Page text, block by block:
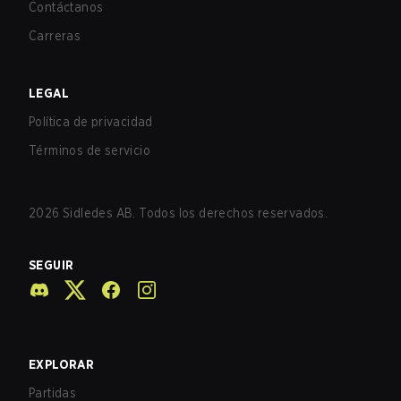
Contáctanos
Carreras
LEGAL
Política de privacidad
Términos de servicio
2026 Sidledes AB. Todos los derechos reservados.
SEGUIR
EXPLORAR
Partidas